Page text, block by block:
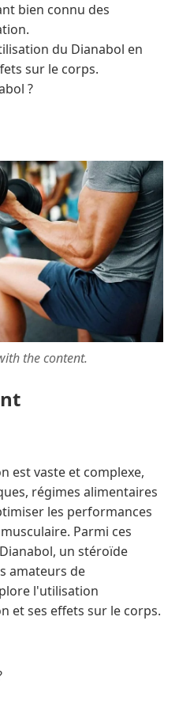
bien connu des
du Dianabol en
sur le corps.
?
the content.
est vaste et complexe,
régimes alimentaires
les performances
Parmi ces
un stéroïde
amateurs de
l'utilisation
et ses effets sur le corps.